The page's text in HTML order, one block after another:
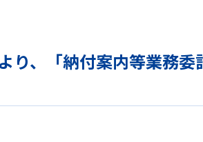
り、「納付案内等業務